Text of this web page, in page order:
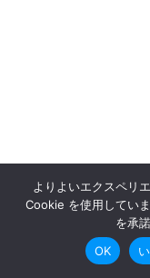
よりよいエクスペリ
Cookie を使用してい
を承
OK